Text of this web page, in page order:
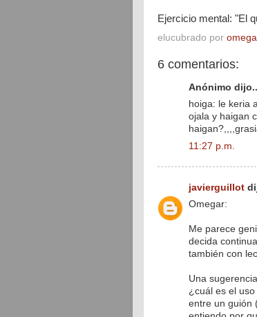
Ejercicio mental: "El
elucubrado por
6 comentarios:
Anónimo
hoiga: le keria
ojala y haigan
11:27 p.m.
javierguillot
Omegar:
Me parece
decida
también con
Una
¿cuál es el
entre un guión